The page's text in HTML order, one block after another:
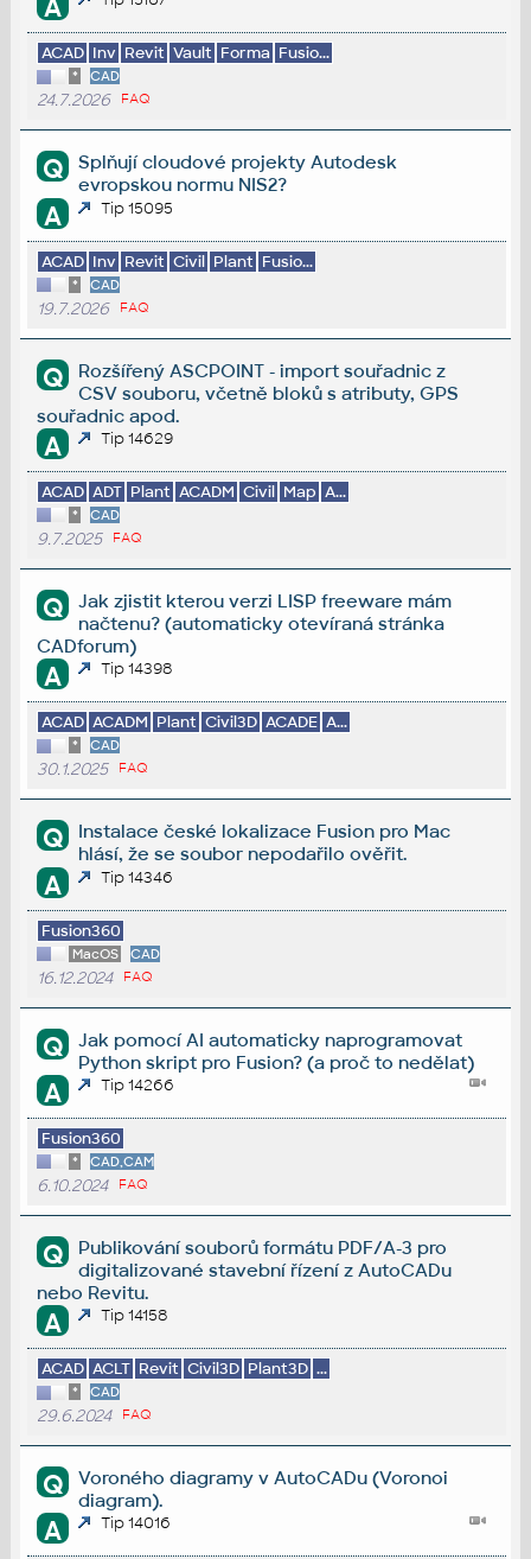
A
ACAD Inv Revit Vault Forma Fusio...
* CAD
24.7.2026 FAQ
Q
Splňují cloudové projekty Autodesk
evropskou normu NIS2?
A Tip 15095
ACAD Inv Revit Civil Plant Fusio...
* CAD
19.7.2026 FAQ
Q
Rozšířený ASCPOINT - import souřadnic z
CSV souboru, včetně bloků s atributy, GPS
souřadnic apod.
A Tip 14629
ACAD ADT Plant ACADM Civil Map A...
* CAD
9.7.2025 FAQ
Q
Jak zjistit kterou verzi LISP freeware mám
načtenu? (automaticky otevíraná stránka
CADforum)
A Tip 14398
ACAD ACADM Plant Civil3D ACADE A...
* CAD
30.1.2025 FAQ
Q
Instalace české lokalizace Fusion pro Mac
hlásí, že se soubor nepodařilo ověřit.
A Tip 14346
Fusion360
MacOS CAD
16.12.2024 FAQ
Q
Jak pomocí AI automaticky naprogramovat
Python skript pro Fusion? (a proč to nedělat)
A Tip 14266
Fusion360
* CAD,CAM
6.10.2024 FAQ
Q
Publikování souborů formátu PDF/A-3 pro
digitalizované stavební řízení z AutoCADu
nebo Revitu.
A Tip 14158
ACAD ACLT Revit Civil3D Plant3D ...
* CAD
29.6.2024 FAQ
Q
Voroného diagramy v AutoCADu (Voronoi
diagram).
A Tip 14016